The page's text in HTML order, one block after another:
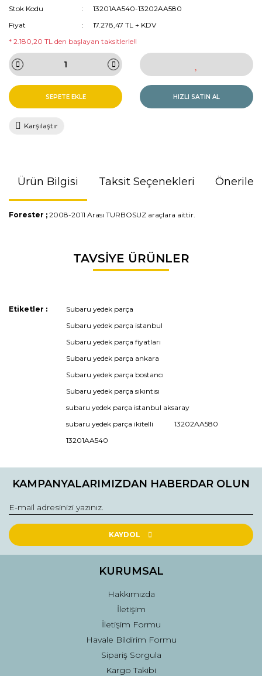
Stok Kodu
13201AA540-13202AA580
Fiyat
17.278,47 TL + KDV
* 2.180,20 TL den başlayan taksitlerle!!
SEPETE EKLE HIZLI SATIN AL
Karşılaştır
Ürün Bilgisi Taksit Seçenekleri
Forester ; 2008-2011 Arası TURBOSUZ araçlara aittir.
Bu ürünün fiyat bilgisi, resim, ürün açıklamalarında ve diğer
konularda yetersiz gördüğünüz noktaları öneri formunu
TAVSİYE ÜRÜNLER
Etiketler :
Subaru yedek parça
Subaru yedek parça istanbul
Subaru yedek parça fiyatları
Subaru yedek parça ankara
Subaru yedek parça bostancı
Subaru yedek parça sıkıntısı
subaru yedek parça istanbul aksaray
subaru yedek parça ikitelli
13202AA580
13201AA540
KAMPANYALARIMIZDAN HABERDAR OLUN
KAYDOL
KURUMSAL
Hakkımızda
İletişim
İletişim Formu
Havale Bildirim Formu
Sipariş Sorgula
Kargo Takibi